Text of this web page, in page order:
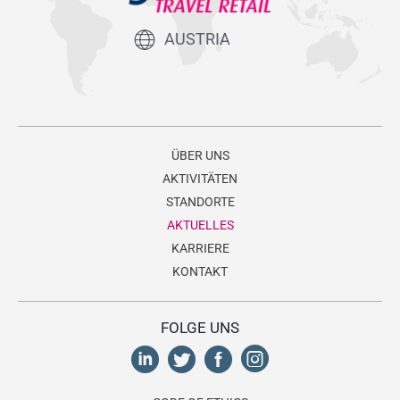
AUSTRIA
ÜBER UNS
AKTIVITÄTEN
STANDORTE
AKTUELLES
KARRIERE
KONTAKT
FOLGE UNS